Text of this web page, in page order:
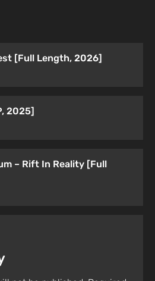
[Full Length, 2026]
2025]
– Rift In Reality [Full